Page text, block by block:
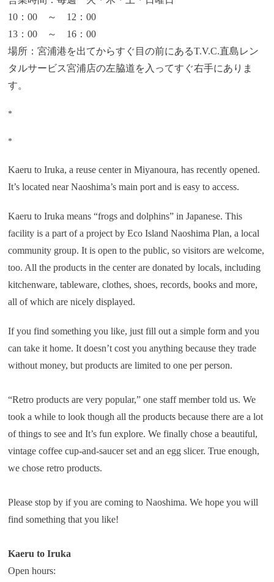
10：00 ～ 12：00
13：00 ～ 16：00
場所：宮浦港を出てからすぐ目の前にあるT.V.C.直島レン
タルサービス宮浦店の左脇道を入ってすぐ右手にありま
す。
*
*
Kaeru to Iruka, a reuse center in Miyanoura, has recently opened.
It’s located near Naoshima’s main port and is easy to access.
Kaeru to Iruka means “frogs and dolphins” in Japanese. This
facility is a part of a project by Eco Island Naoshima Plan, a local
community group. It is open to the public, so visitors are welcome,
too. All the products in the center are donated by locals, including
kitchenware, tableware, clothes, shoes, records, books and more,
all of which are nicely displayed.
If you find something you like, just fill out a simple form and you
can take it home. It doesn’t cost you anything because they trade
without money, but products are limited to one per person.
“Retro products are very popular,” one staff member told us. We
took a while to look though all the products because there are a lot
of things to see and It’s fun explore. We finally chose a beautiful,
vintage coffee cup-and-saucer set and an egg slicer. True enough,
we chose retro products.
Please stop by if you are coming to Naoshima. We hope you will
find something that you like!
Kaeru to Iruka
Open hours: